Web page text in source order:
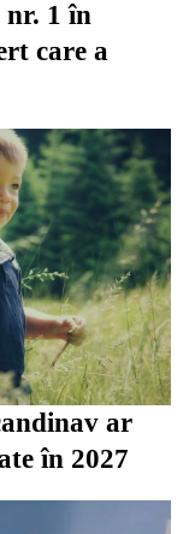
nr. 1 în
care a
ar
în 2027